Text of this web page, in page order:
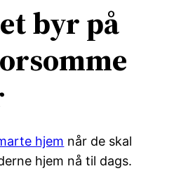
byr på
hjem når de skal
hjem nå til dags.